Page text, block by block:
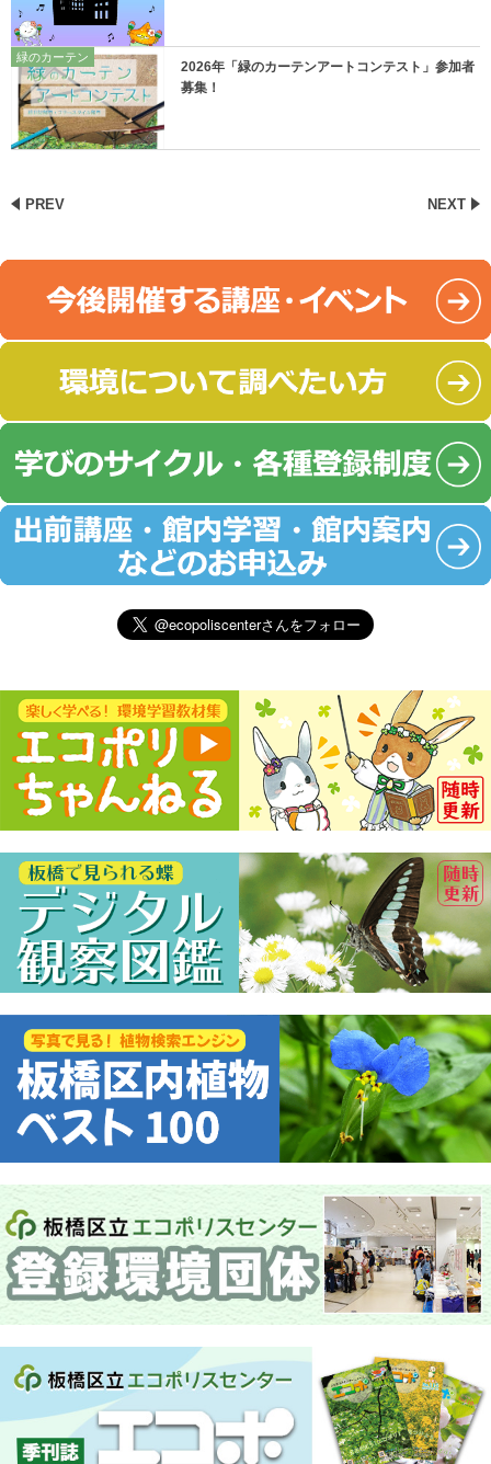
緑のカーテン
2026年「緑のカーテンアートコンテスト」参加者
募集！
PREV NEXT